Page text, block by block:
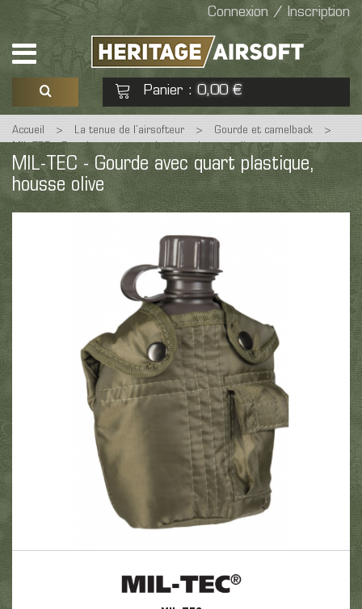
Connexion / Inscription
Panier : 0,00 €
Voir mon panier Commander
Aucun produit
Accueil > La tenue de l’airsofteur > Gourde et camelback
>
MIL-TEC - Gourde avec quart plastique, housse olive
MIL-TEC - Gourde avec quart plastique,
housse olive